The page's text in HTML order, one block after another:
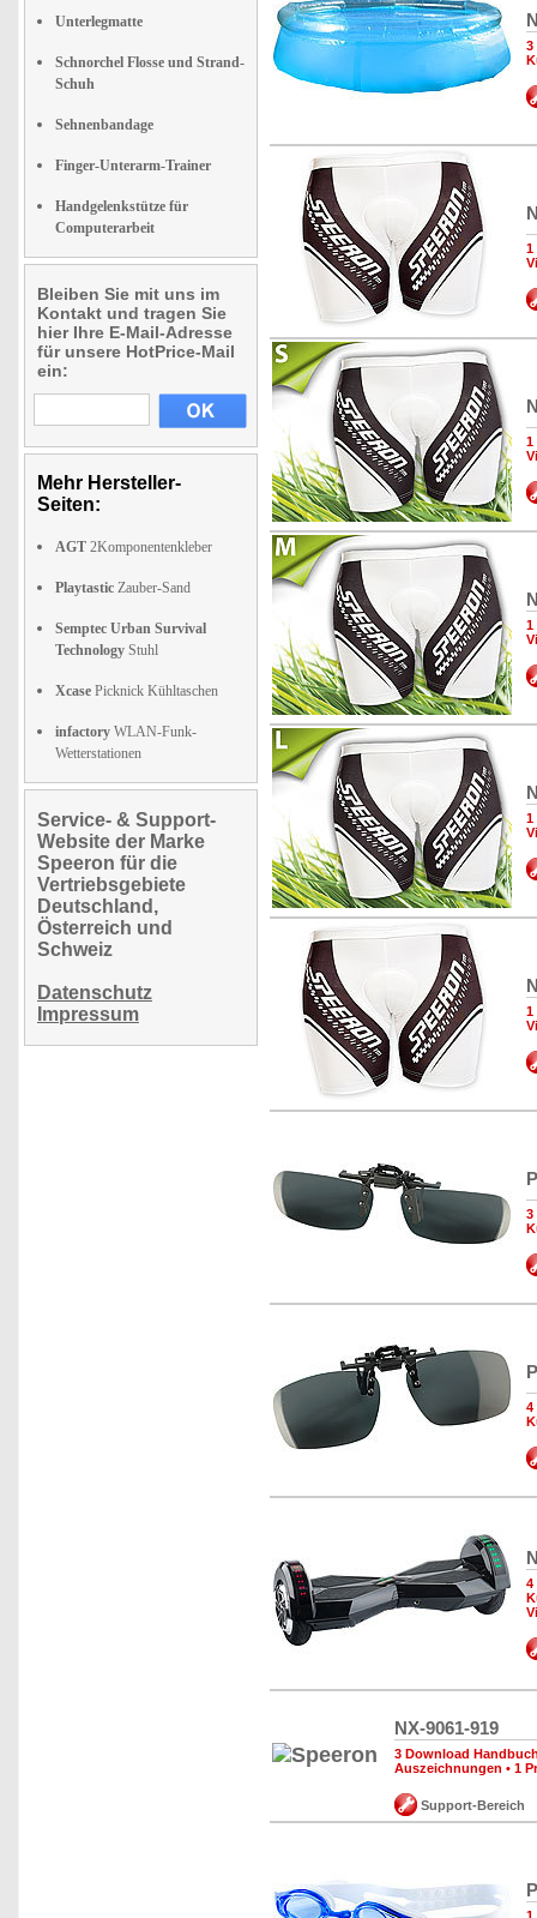
Unterlegmatte
Schnorchel Flosse und Strand-
Schuh
Sehnenbandage
Finger-Unterarm-Trainer
Handgelenkstütze für
Computerarbeit
Bleiben Sie mit uns im
Kontakt und tragen Sie
hier Ihre E-Mail-Adresse
für unsere HotPrice-Mail
ein:
Mehr Hersteller-
Seiten:
AGT 2Komponentenkleber
Playtastic Zauber-Sand
Semptec Urban Survival
Technology Stuhl
Xcase Picknick Kühltaschen
infactory WLAN-Funk-
Wetterstationen
Service- & Support-
Website der Marke
Speeron für die
Vertriebsgebiete
Deutschland,
Österreich und
Schweiz
Datenschutz
Impressum
3
1
1
1
1
1
3
4
4
NX-9061-919
3 Download
Auszeichnungen • 1
Support-Bereich